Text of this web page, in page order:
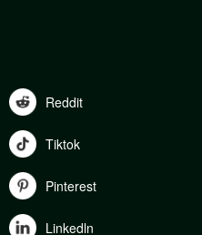
Reddit
Tiktok
Pinterest
Linkedln